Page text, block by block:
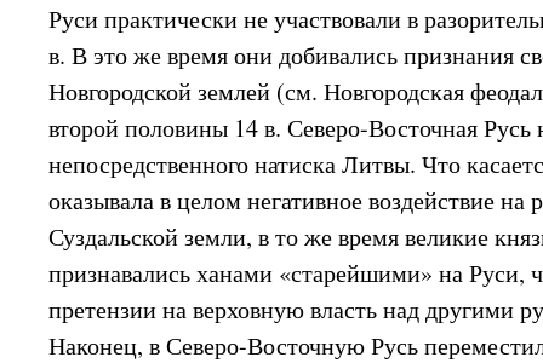
Руси практически не участвовали в
в. В это же время они добивались признания
Новгородской землей (см. Новгородская
второй половины 14 в. Северо-Восточная Русь
непосредственного натиска Литвы. Что
оказывала в целом негативное воздействие
Суздальской земли, в то же время великие
признавались ханами «старейшими» на Руси,
претензии на верховную власть над другими
Наконец, в Северо-Восточную Русь